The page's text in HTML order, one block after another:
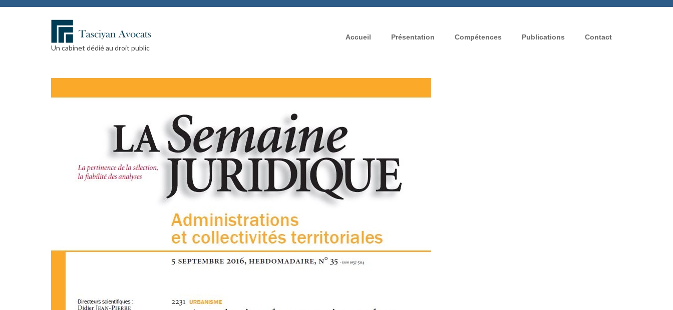
Un cabinet dédié au droit public
Accueil Présentation Compétences Publications Contact